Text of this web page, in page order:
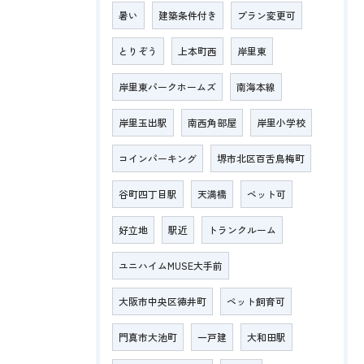
暑い 建築条件付き プラン変更可
とりぞう 上本町西 岸里東
岸里東パークホームズ 南海本線
岸里玉出駅 南西角部屋 岸里小学校
コインパーキング 堺市北区百舌鳥梅町
谷町四丁目駅 天満橋 ペット可
好立地 駅近 トランクルーム
ユニハイムMUSE大手前
大阪市中央区徳井町 ペット飼育可
門真市大池町 一戸建 大和田駅